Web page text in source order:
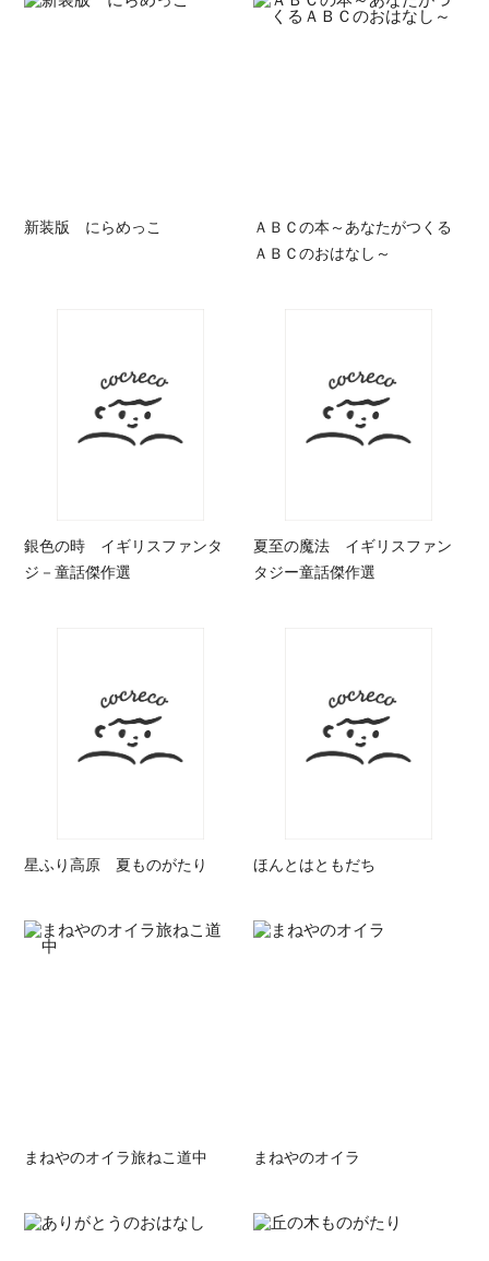
新装版 にらめっこ
ＡＢＣの本～あなたがつくる
ＡＢＣのおはなし～
銀色の時 イギリスファンタ
ジ－童話傑作選
夏至の魔法 イギリスファン
タジー童話傑作選
星ふり高原 夏ものがたり ほんとはともだち
まねやのオイラ旅ねこ道中 まねやのオイラ